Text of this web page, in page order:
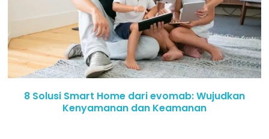
8 Solusi Smart Home dari evomab: Wujudkan
Kenyamanan dan Keamanan